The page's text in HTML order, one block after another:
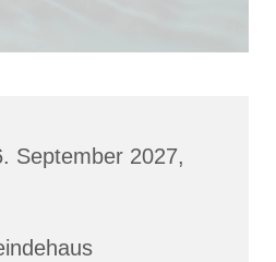
September 2027,